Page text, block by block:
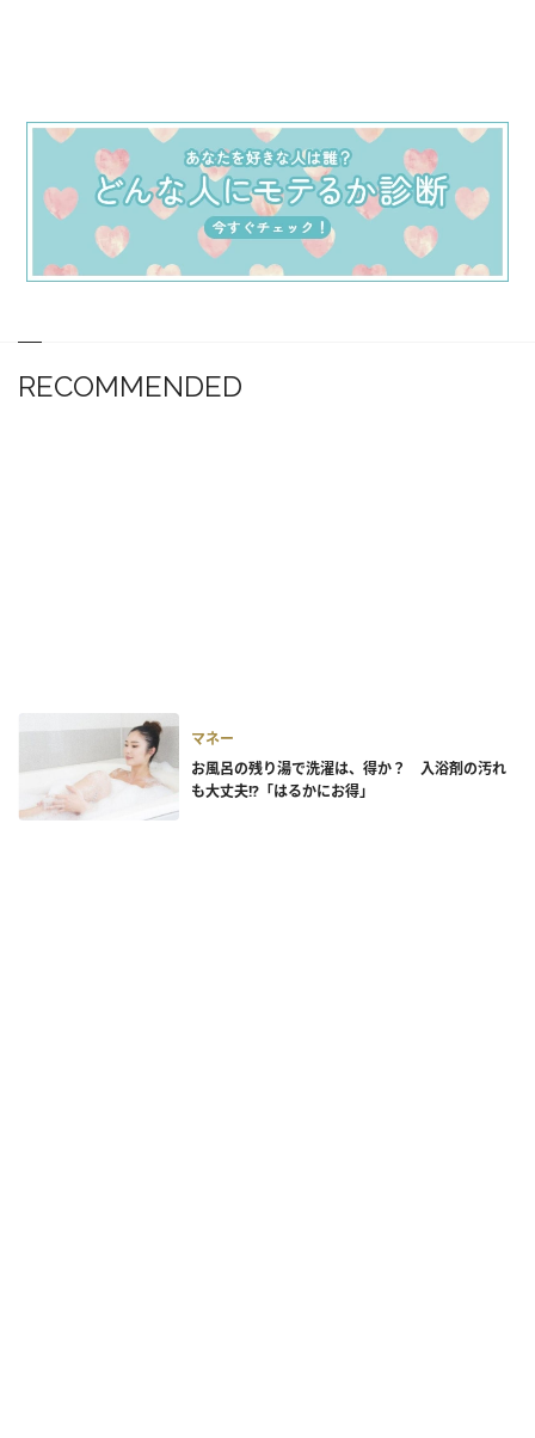
RECOMMENDED
マネー
お風呂の残り湯で洗濯は、得か？ 入浴剤の汚れ
も大丈夫!?「はるかにお得」